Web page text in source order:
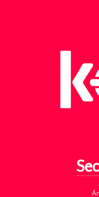
investigadores
seguridad públicas y
cerca de 300 horas
de reconstruir los
y establecer patrones
seguimiento permitió
la modalidad de
posible existencia de
sido contactadas bajo
intimidación. Con la
coordinó el operativo
flagrancia. El
extorsión. En su
elementos que ahora
judicial, entre ellos